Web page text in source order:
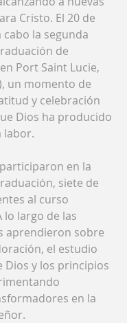
Cristo. El 20 de
cabo la segunda
de
Port Saint Lucie,
un momento de
y celebración
Dios ha producido
labor.
en la
siete de
al curso
largo de las
aprendieron sobre
el estudio
Dios y los principios
en la